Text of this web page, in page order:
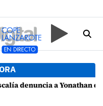
Eugenio por presuntas anomalías en contratos festivos